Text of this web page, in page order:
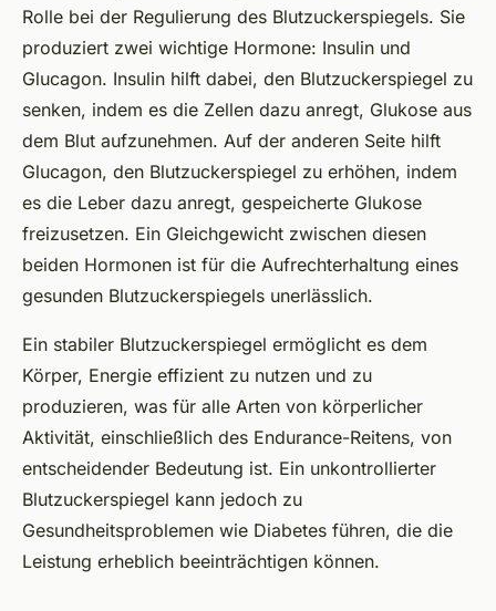
Rolle bei der Regulierung des Blutzuckerspiegels. Sie
produziert zwei wichtige Hormone: Insulin und
Glucagon. Insulin hilft dabei, den Blutzuckerspiegel zu
senken, indem es die Zellen dazu anregt, Glukose aus
dem Blut aufzunehmen. Auf der anderen Seite hilft
Glucagon, den Blutzuckerspiegel zu erhöhen, indem
es die Leber dazu anregt, gespeicherte Glukose
freizusetzen. Ein Gleichgewicht zwischen diesen
beiden Hormonen ist für die Aufrechterhaltung eines
gesunden Blutzuckerspiegels unerlässlich.
Ein stabiler Blutzuckerspiegel ermöglicht es dem
Körper, Energie effizient zu nutzen und zu
produzieren, was für alle Arten von körperlicher
Aktivität, einschließlich des Endurance-Reitens, von
entscheidender Bedeutung ist. Ein unkontrollierter
Blutzuckerspiegel kann jedoch zu
Gesundheitsproblemen wie Diabetes führen, die die
Leistung erheblich beeinträchtigen können.